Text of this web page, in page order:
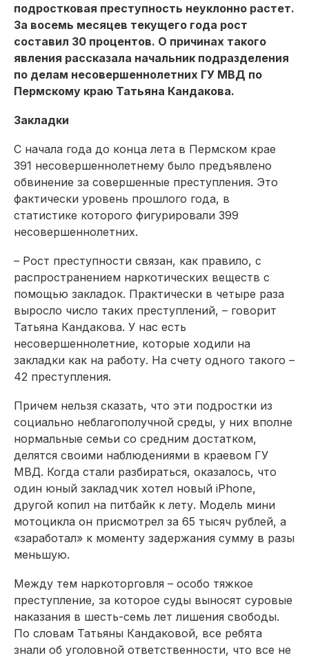
подростковая преступность неуклонно растет.
За восемь месяцев текущего года рост
составил 30 процентов. О причинах такого
явления рассказала начальник подразделения
по делам несовершеннолетних ГУ МВД по
Пермскому краю Татьяна Кандакова.
Закладки
С начала года до конца лета в Пермском крае
391 несовершеннолетнему было предъявлено
обвинение за совершенные преступления. Это
фактически уровень прошлого года, в
статистике которого фигурировали 399
несовершеннолетних.
– Рост преступности связан, как правило, с
распространением наркотических веществ с
помощью закладок. Практически в четыре раза
выросло число таких преступлений, – говорит
Татьяна Кандакова. У нас есть
несовершеннолетние, которые ходили на
закладки как на работу. На счету одного такого –
42 преступления.
Причем нельзя сказать, что эти подростки из
социально неблагополучной среды, у них вполне
нормальные семьи со средним достатком,
делятся своими наблюдениями в краевом ГУ
МВД. Когда стали разбираться, оказалось, что
один юный закладчик хотел новый iPhone,
другой копил на питбайк к лету. Модель мини
мотоцикла он присмотрел за 65 тысяч рублей, а
«заработал» к моменту задержания сумму в разы
меньшую.
Между тем наркоторговля – особо тяжкое
преступление, за которое суды выносят суровые
наказания в шесть-семь лет лишения свободы.
По словам Татьяны Кандаковой, все ребята
знали об уголовной ответственности, что все не